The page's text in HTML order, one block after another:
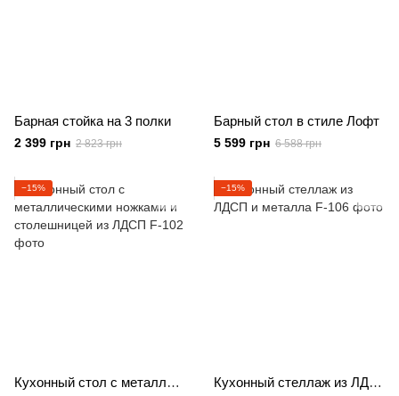
Барная стойка на 3 полки
2 399 грн 2 823 грн
Барный стол в стиле Лофт
5 599 грн 6 588 грн
−15%
Кухонный стол с металлическими ножками и столешницей из ЛДСП
−15%
Кухонный стеллаж из ЛДСП и металла